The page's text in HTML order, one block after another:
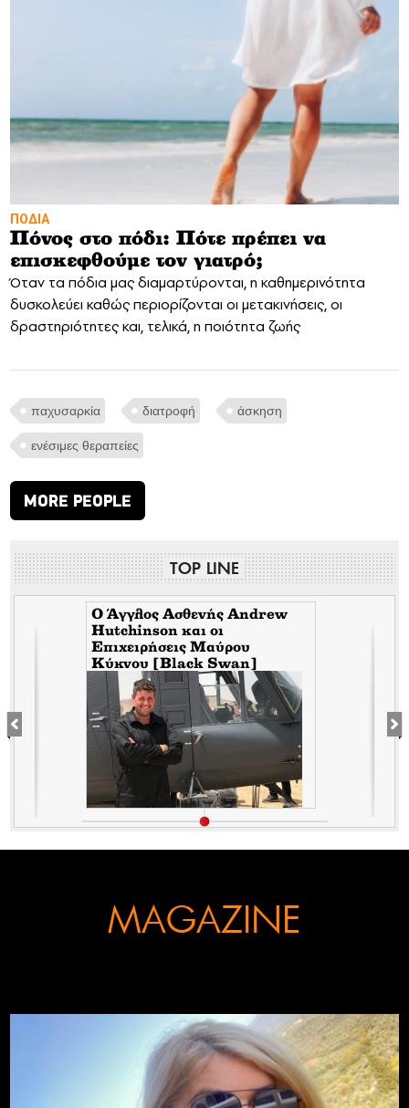
ΠΟΔΙΑ
Πόνος στο πόδι: Πότε πρέπει να
επισκεφθούμε τον γιατρό;
Όταν τα πόδια μας διαμαρτύρονται, η καθημερινότητα
δυσκολεύει καθώς περιορίζονται οι μετακινήσεις, οι
δραστηριότητες και, τελικά, η ποιότητα ζωής
παχυσαρκία διατροφή άσκηση
ενέσιμες θεραπείες
MORE PEOPLE
TOP LINE
Ο Άγγλος Ασθενής Andrew
Hutchinson και οι
Επιχειρήσεις Μαύρου
Κύκνου [Black Swan]
MAGAZINE